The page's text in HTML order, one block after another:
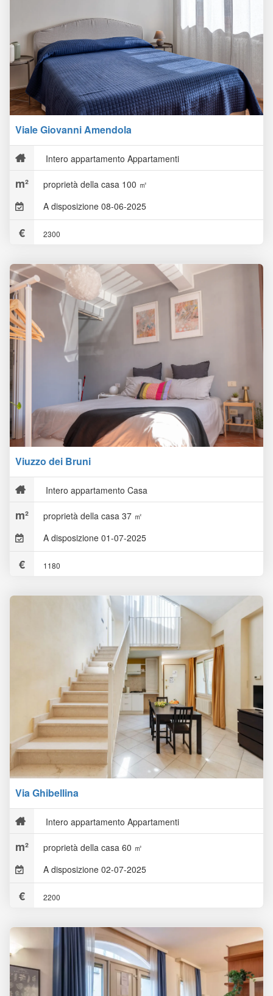
Viale Giovanni Amendola
Intero appartamento Appartamenti
proprietà della casa 100 ㎡
A disposizione 08-06-2025
2300
Viuzzo dei Bruni
Intero appartamento Casa
proprietà della casa 37 ㎡
A disposizione 01-07-2025
1180
Via Ghibellina
Intero appartamento Appartamenti
proprietà della casa 60 ㎡
A disposizione 02-07-2025
2200